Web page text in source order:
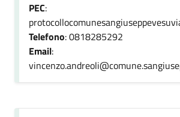
PEC:
Telefono: 0818285292
Email: